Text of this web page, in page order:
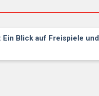
Ein Blick auf Freispiele und